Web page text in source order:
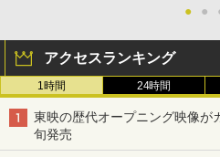
● ●
アクセスランキング
1時間 24時間
東映の歴代オープニング映像が
旬発売